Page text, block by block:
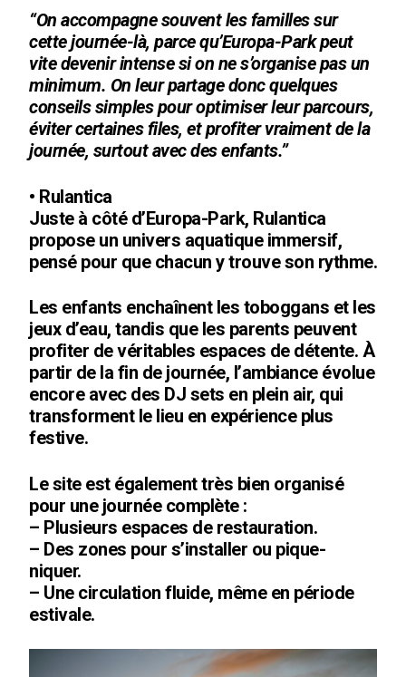
“On accompagne souvent les familles sur
cette journée-là, parce qu’Europa-Park peut
vite devenir intense si on ne s’organise pas un
minimum. On leur partage donc quelques
conseils simples pour optimiser leur parcours,
éviter certaines files, et profiter vraiment de la
journée, surtout avec des enfants.”
• Rulantica
Juste à côté d’Europa-Park, Rulantica
propose un univers aquatique immersif,
pensé pour que chacun y trouve son rythme.
Les enfants enchaînent les toboggans et les
jeux d’eau, tandis que les parents peuvent
profiter de véritables espaces de détente. À
partir de la fin de journée, l’ambiance évolue
encore avec des DJ sets en plein air, qui
transforment le lieu en expérience plus
festive.
Le site est également très bien organisé
pour une journée complète :
– Plusieurs espaces de restauration.
– Des zones pour s’installer ou pique-
niquer.
– Une circulation fluide, même en période
estivale.